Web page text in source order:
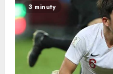
3 minuty